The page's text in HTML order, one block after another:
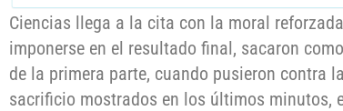
Ciencias llega a la cita con la moral
imponerse en el resultado final, sacaron
de la primera parte, cuando pusieron contra
sacrificio mostrados en los últimos minutos,